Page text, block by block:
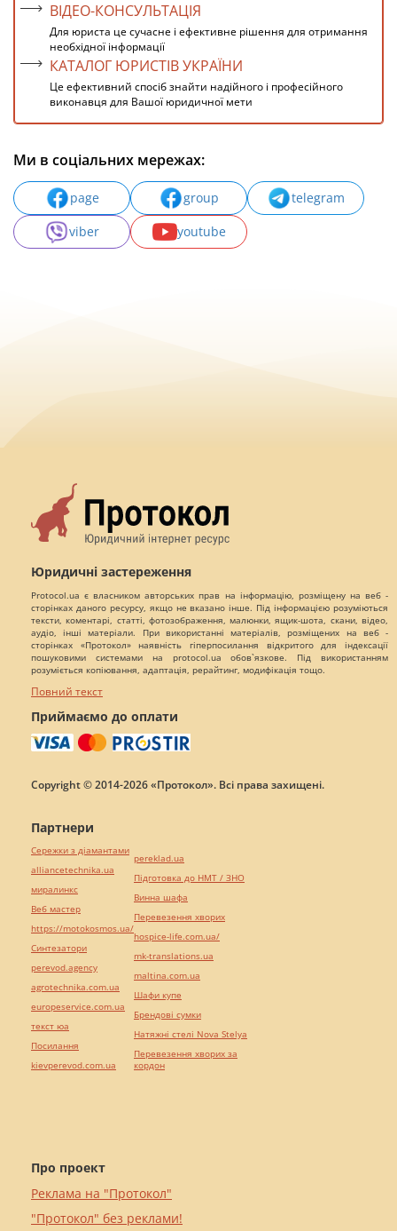
ВІДЕО-КОНСУЛЬТАЦІЯ
Для юриста це сучасне і ефективне рішення для отримання
необхідної інформації
КАТАЛОГ ЮРИСТІВ УКРАЇНИ
Це ефективний спосіб знайти надійного і професійного
виконавця для Вашої юридичної мети
Ми в соціальних мережах:
page group
telegram
viber
youtube
Юридичні застереження
Protocol.ua є власником авторських прав на інформацію, розміщену на веб -
сторінках даного ресурсу, якщо не вказано інше. Під інформацією розуміються
тексти, коментарі, статті, фотозображення, малюнки, ящик-шота, скани, відео,
аудіо, інші матеріали. При використанні матеріалів, розміщених на веб -
сторінках «Протокол» наявність гіперпосилання відкритого для індексації
пошуковими системами на protocol.ua обов`язкове. Під використанням
розуміється копіювання, адаптація, рерайтинг, модифікація тощо.
Повний текст
Приймаємо до оплати
Copyright © 2014-2026 «Протокол». Всі права захищені.
Про проект
Реклама на "Протокол"
"Протокол" без реклами!
Партнери
Сережки з діамантами
alliancetechnika.ua
миралинкс
Веб мастер
https://motokosmos.ua/
Синтезатори
perevod.agency
agrotechnika.com.ua
europeservice.com.ua
текст юа
Посилання
kievperevod.com.ua
pereklad.ua
Підготовка до НМТ / ЗНО
Винна шафа
Перевезення хворих
hospice-life.com.ua/
mk-translations.ua
maltina.com.ua
Шафи купе
Брендові сумки
Натяжні стелі Nova Stelya
Перевезення хворих за
кордон